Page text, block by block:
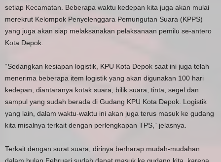
setiap Kecamatan. Beberapa waktu kedepan kita juga akan mulai
merekrut Kelompok Penyelenggara Pemungutan Suara (KPPS)
yang juga akan siap melaksanakan pelaksanaan pemilu se-antero
Kota Depok.
“Sedangkan kesiapan logistik, KPU Kota Depok saat ini juga telah
menerima beberapa item logistik yang akan digunakan 100 hari
kedepan, diantaranya kotak suara, bilik suara, tinta, segel dan
sampul yang sudah berada di Gudang KPU Kota Depok. Logistik
yang lain, dalam waktu-waktu ini akan juga terus masuk ke gudang
kita misalnya terkait dengan perlengkapan TPS,” jelasnya.
Terkait dengan surat suara, dirinya berharap mudah-mudahan
dalam bulan Februari sudah dapat masuk ke gudang kita, karena